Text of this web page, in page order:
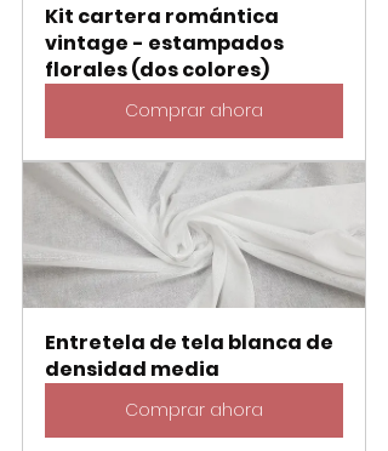
Kit cartera romántica
vintage - estampados
florales (dos colores)
Comprar ahora
Entretela de tela blanca de
densidad media
Comprar ahora